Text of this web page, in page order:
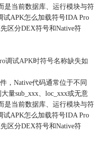
是当前数据库、运行模块与符
试APK怎么加载符号IDA Pro
区分DEX符号和Native符
调试APK时符号名称缺失如
，Native代码通常位于不同
量sub_xxx、loc_xxx或无意
是当前数据库、运行模块与符
试APK怎么加载符号IDA Pro
区分DEX符号和Native符